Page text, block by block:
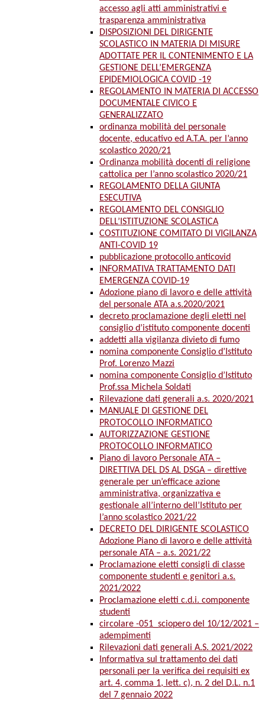
accesso agli atti amministrativi e
trasparenza amministrativa
DISPOSIZIONI DEL DIRIGENTE
SCOLASTICO IN MATERIA DI MISURE
ADOTTATE PER IL CONTENIMENTO E LA
GESTIONE DELL’EMERGENZA
EPIDEMIOLOGICA COVID -19
REGOLAMENTO IN MATERIA DI ACCESSO
DOCUMENTALE CIVICO E
GENERALIZZATO
ordinanza mobilità del personale
docente, educativo ed A.T.A. per l’anno
scolastico 2020/21
Ordinanza mobilità docenti di religione
cattolica per l’anno scolastico 2020/21
REGOLAMENTO DELLA GIUNTA
ESECUTIVA
REGOLAMENTO DEL CONSIGLIO
DELL’ISTITUZIONE SCOLASTICA
COSTITUZIONE COMITATO DI VIGILANZA
ANTI-COVID 19
pubblicazione protocollo anticovid
INFORMATIVA TRATTAMENTO DATI
EMERGENZA COVID-19
Adozione piano di lavoro e delle attività
del personale ATA a.s.2020/2021
decreto proclamazione degli eletti nel
consiglio d’istituto componente docenti
addetti alla vigilanza divieto di fumo
nomina componente Consiglio d’Istituto
Prof. Lorenzo Mazzi
nomina componente Consiglio d’Istituto
Prof.ssa Michela Soldati
Rilevazione dati generali a.s. 2020/2021
MANUALE DI GESTIONE DEL
PROTOCOLLO INFORMATICO
AUTORIZZAZIONE GESTIONE
PROTOCOLLO INFORMATICO
Piano di lavoro Personale ATA –
DIRETTIVA DEL DS AL DSGA – direttive
generale per un’efficace azione
amministrativa, organizzativa e
gestionale all’interno dell’Istituto per
l’anno scolastico 2021/22
DECRETO DEL DIRIGENTE SCOLASTICO
Adozione Piano di lavoro e delle attività
personale ATA – a.s. 2021/22
Proclamazione eletti consigli di classe
componente studenti e genitori a.s.
2021/2022
Proclamazione eletti c.d.i. componente
studenti
circolare -051_sciopero del 10/12/2021 –
adempimenti
Rilevazioni dati generali A.S. 2021/2022
Informativa sul trattamento dei dati
personali per la verifica dei requisiti ex
art. 4, comma 1, lett. c), n. 2 del D.L. n.1
del 7 gennaio 2022